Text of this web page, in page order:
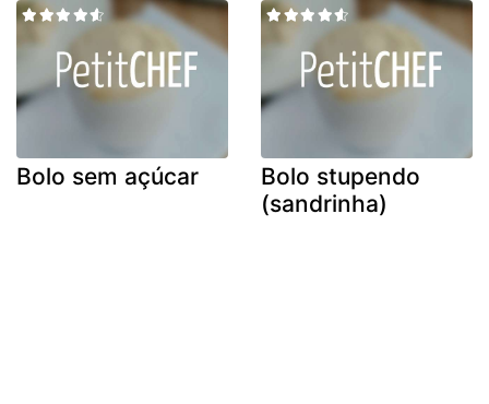
Bolo sem açúcar
Bolo stupendo
(sandrinha)